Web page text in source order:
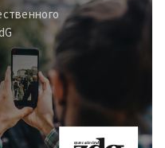
in English